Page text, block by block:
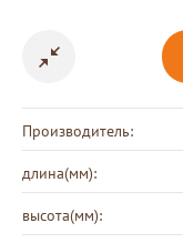
Производитель:
длина(мм):
высота(мм):